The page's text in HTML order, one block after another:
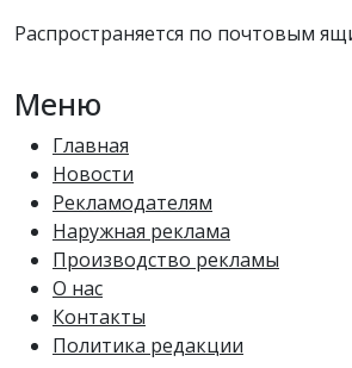
Распространяется по почтовым
Меню
Главная
Новости
Рекламодателям
Наружная реклама
Производство рекламы
О нас
Контакты
Политика редакции